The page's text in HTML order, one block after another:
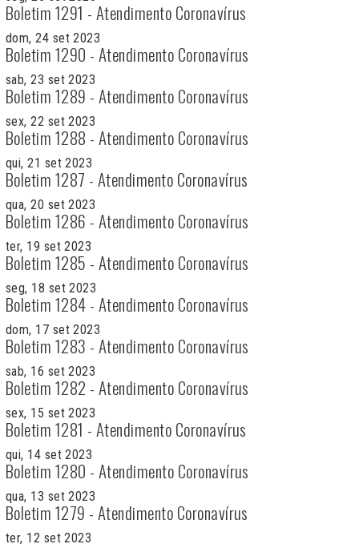
Boletim 1291 - Atendimento Coronavírus
dom, 24 set 2023
Boletim 1290 - Atendimento Coronavírus
sab, 23 set 2023
Boletim 1289 - Atendimento Coronavírus
sex, 22 set 2023
Boletim 1288 - Atendimento Coronavírus
qui, 21 set 2023
Boletim 1287 - Atendimento Coronavírus
qua, 20 set 2023
Boletim 1286 - Atendimento Coronavírus
ter, 19 set 2023
Boletim 1285 - Atendimento Coronavírus
seg, 18 set 2023
Boletim 1284 - Atendimento Coronavírus
dom, 17 set 2023
Boletim 1283 - Atendimento Coronavírus
sab, 16 set 2023
Boletim 1282 - Atendimento Coronavírus
sex, 15 set 2023
Boletim 1281 - Atendimento Coronavírus
qui, 14 set 2023
Boletim 1280 - Atendimento Coronavírus
qua, 13 set 2023
Boletim 1279 - Atendimento Coronavírus
ter, 12 set 2023